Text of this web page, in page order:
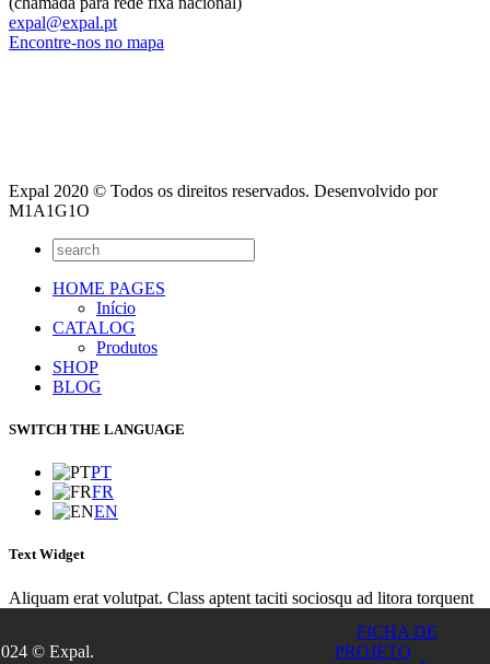
expal@expal.pt
Encontre-nos no mapa
Expal 2020 © Todos os direitos reservados. Desenvolvido por
M1A1G1O
© Expal.
FICHA DE
PROJETO
HOME PAGES
Início
CATALOG
Produtos
SHOP
BLOG
SWITCH THE LANGUAGE
PT
FR
EN
Text Widget
Aliquam erat volutpat. Class aptent taciti sociosqu ad litora torquent
turpis. Nunc euismod lacus sit amet purus euismod placerat? Integer
gravida imperdiet tincidunt. Vivamus convallis dolor ultricies tellus